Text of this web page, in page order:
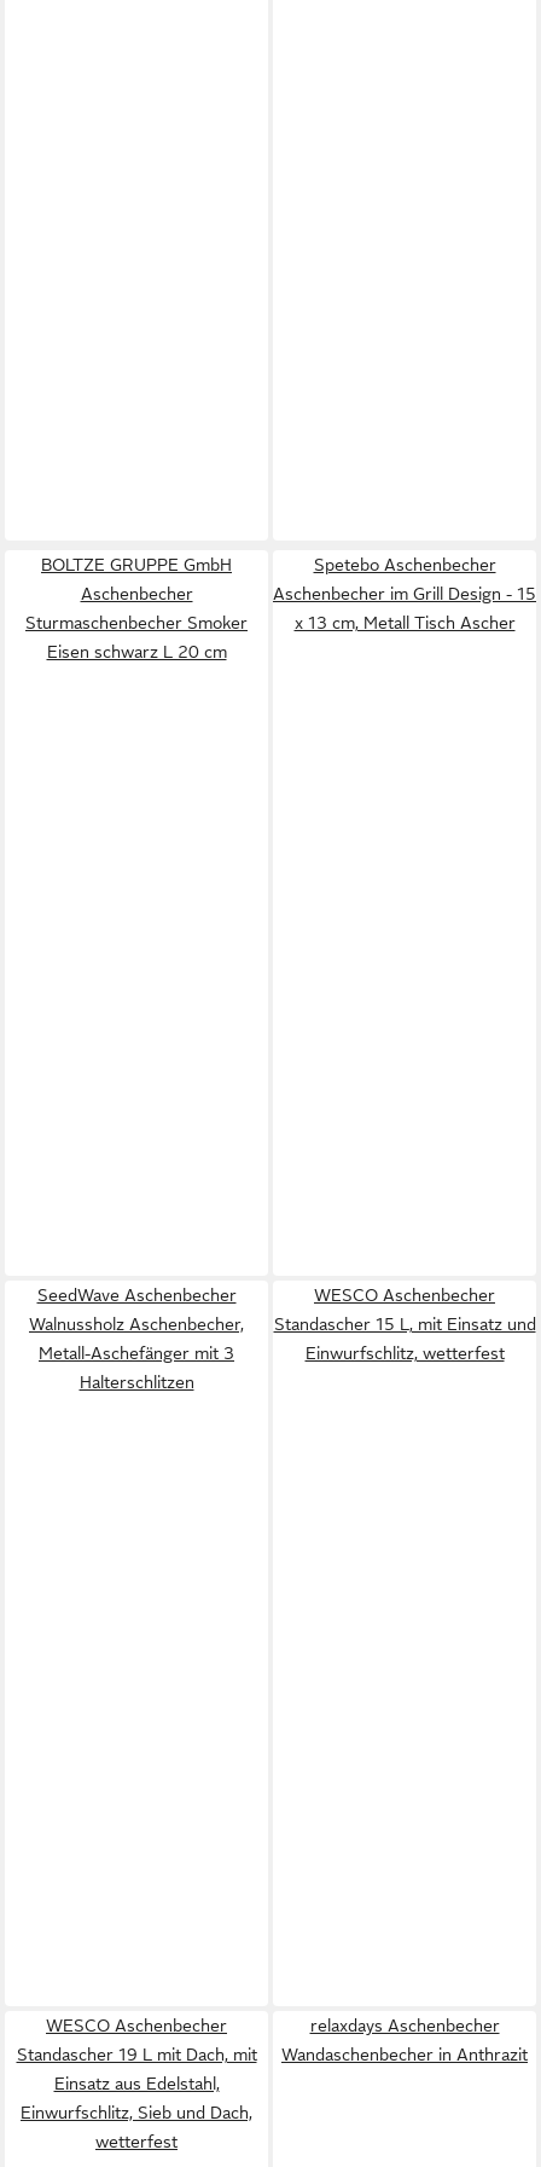
BOLTZE GRUPPE GmbH
Aschenbecher
Sturmaschenbecher Smoker
Eisen schwarz L 20 cm
Spetebo Aschenbecher
Aschenbecher im Grill Design - 15
x 13 cm, Metall Tisch Ascher
SeedWave Aschenbecher
Walnussholz Aschenbecher,
Metall-Aschefänger mit 3
Halterschlitzen
WESCO Aschenbecher
Standascher 15 L, mit Einsatz und
Einwurfschlitz, wetterfest
WESCO Aschenbecher
Standascher 19 L mit Dach, mit
Einsatz aus Edelstahl,
Einwurfschlitz, Sieb und Dach,
wetterfest
relaxdays Aschenbecher
Wandaschenbecher in Anthrazit